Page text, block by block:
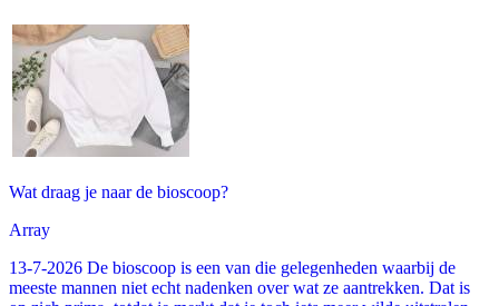
Wat draag je naar de bioscoop?
Array
13-7-2026 De bioscoop is een van die gelegenheden waarbij de
meeste mannen niet echt nadenken over wat ze aantrekken. Dat is